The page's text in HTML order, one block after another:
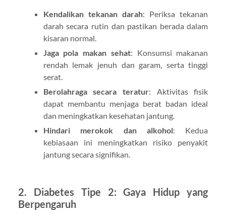
Kendalikan tekanan darah: Periksa tekanan
darah secara rutin dan pastikan berada dalam
kisaran normal.
Jaga pola makan sehat: Konsumsi makanan
rendah lemak jenuh dan garam, serta tinggi
serat.
Berolahraga secara teratur: Aktivitas fisik
dapat membantu menjaga berat badan ideal
dan meningkatkan kesehatan jantung.
Hindari merokok dan alkohol: Kedua
kebiasaan ini meningkatkan risiko penyakit
jantung secara signifikan.
2. Diabetes Tipe 2: Gaya Hidup yang
Berpengaruh